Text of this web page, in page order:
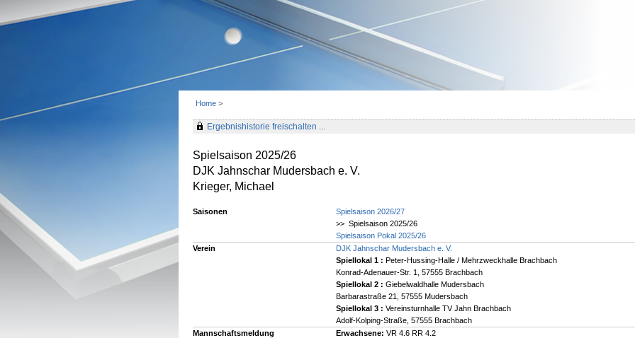
Home >
Ergebnishistorie freischalten ...
Spielsaison 2025/26
DJK Jahnschar Mudersbach e. V.
Krieger, Michael
Saisonen
Spielsaison 2026/27
>> Spielsaison 2025/26
Spielsaison Pokal 2025/26
Verein
DJK Jahnschar Mudersbach e. V.
Spiellokal 1 : Peter-Hussing-Halle / Mehrzweckhalle Brachbach
Konrad-Adenauer-Str. 1, 57555 Brachbach
Spiellokal 2 : Giebelwaldhalle Mudersbach
Barbarastraße 21, 57555 Mudersbach
Spiellokal 3 : Vereinsturnhalle TV Jahn Brachbach
Adolf-Kolping-Straße, 57555 Brachbach
Mannschaftsmeldung
Erwachsene: VR 4.6 RR 4.2